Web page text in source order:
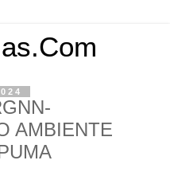
AMBIENTE